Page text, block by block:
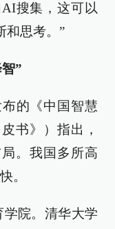
搜集，这可以
和思考。”
”
的《中国智慧
书》）指出，
。我国多所高
。
院。清华大学